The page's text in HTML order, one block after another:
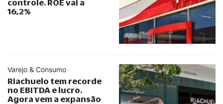
controle. ROE vai a
16,2%
Varejo & Consumo
Riachuelo tem recorde
no EBITDA e lucro.
Agora vem a expansão